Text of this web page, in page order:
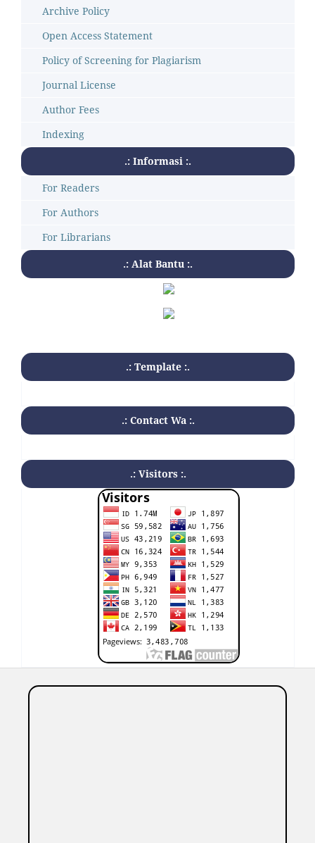
Archive Policy
Open Access Statement
Policy of Screening for Plagiarism
Journal License
Author Fees
Indexing
.: Informasi :.
For Readers
For Authors
For Librarians
.: Alat Bantu :.
.: Template :.
.: Contact Wa :.
.: Visitors :.